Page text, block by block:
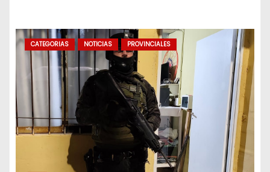
CATEGORIAS NOTICIAS PROVINCIALES